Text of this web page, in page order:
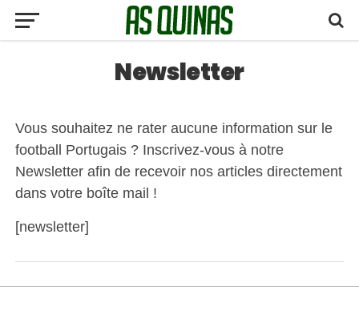
Newsletter
Vous souhaitez ne rater aucune information sur le
football Portugais ? Inscrivez-vous à notre
Newsletter afin de recevoir nos articles directement
dans votre boîte mail !
[newsletter]